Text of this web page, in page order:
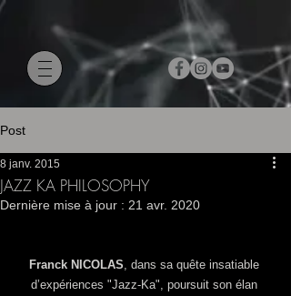
Post
JAZZ KA PHILOSOPHY
8 janv. 2015
Dernière mise à jour : 21 avr. 2020
Franck NICOLAS, dans sa quête insatiable
d’expériences "Jazz-Ka", poursuit son élan